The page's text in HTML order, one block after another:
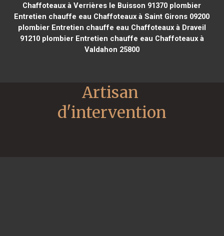
Chaffoteaux à Verrières le Buisson 91370 plombier
Entretien chauffe eau Chaffoteaux à Saint Girons 09200
plombier Entretien chauffe eau Chaffoteaux à Draveil
91210plombier Entretien chauffe eau Chaffoteaux à
Valdahon 25800
Artisan
d'intervention